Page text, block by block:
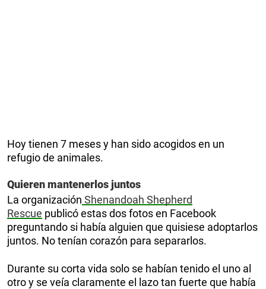
Hoy tienen 7 meses y han sido acogidos en un
refugio de animales.
Quieren mantenerlos juntos
La organización Shenandoah Shepherd
Rescue publicó estas dos fotos en Facebook
preguntando si había alguien que quisiese adoptarlos
juntos. No tenían corazón para separarlos.
Durante su corta vida solo se habían tenido el uno al
otro y se veía claramente el lazo tan fuerte que había